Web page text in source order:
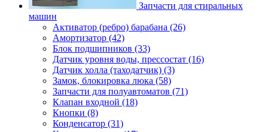
Запчасти для стиральных
машин
Активатор (ребро) барабана (26)
Амортизатор (42)
Блок подшипников (33)
Датчик уровня воды, прессостат (16)
Датчик холла (таходатчик) (3)
Замок, блокировка люка (58)
Запчасти для полуавтоматов (71)
Клапан входной (18)
Кнопки (8)
Конденсатор (31)